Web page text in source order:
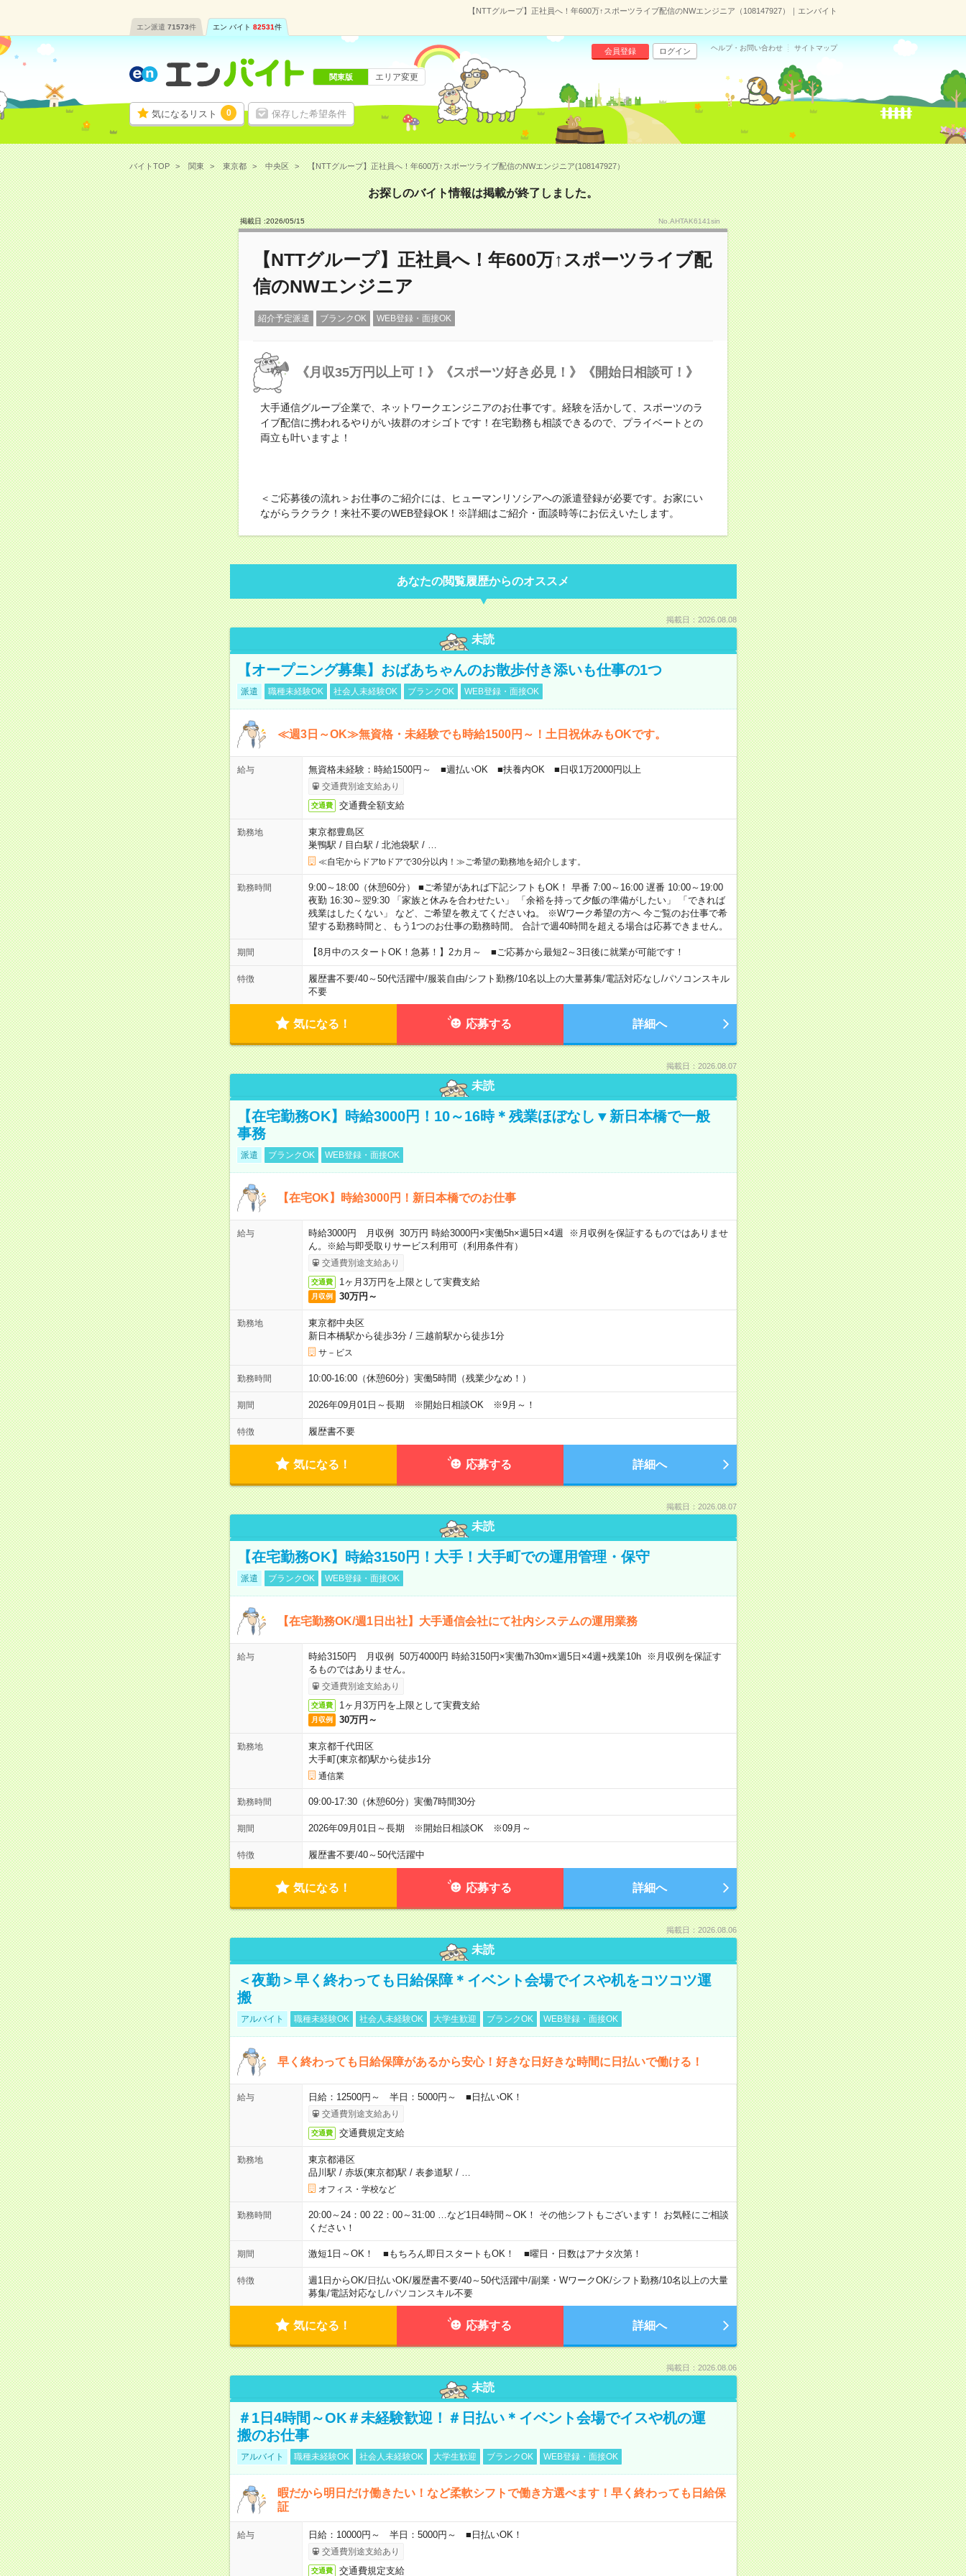
【NTTグループ】正社員へ！年600万↑スポーツライブ配信のNWエンジニア（108147927）｜エンバイト
エン派遣 71573件 エン バイト 82531件
気になるリスト 0 保存した希望条件
会員登録 ログイン ヘルプ・お問い合わせ サイトマップ
関東版 エリア変更
バイトTOP 関東 東京都 中央区 【NTTグループ】正社員へ！年600万↑スポーツライブ配信のNWエンジニア(108147927）
お探しのバイト情報は掲載が終了しました。
掲載日 :2026/05/15 No.AHTAK6141sin
【NTTグループ】正社員へ！年600万↑スポーツライブ配
信のNWエンジニア
紹介予定派遣 ブランクOK WEB登録・面接OK
《月収35万円以上可！》《スポーツ好き必見！》《開始日相談可！》
大手通信グループ企業で、ネットワークエンジニアのお仕事です。経験を活かして、スポーツのラ
イブ配信に携われるやりがい抜群のオシゴトです！在宅勤務も相談できるので、プライベートとの
両立も叶いますよ！
＜ご応募後の流れ＞お仕事のご紹介には、ヒューマンリソシアへの派遣登録が必要です。お家にい
ながらラクラク！来社不要のWEB登録OK！※詳細はご紹介・面談時等にお伝えいたします。
あなたの閲覧履歴からのオススメ
掲載日：2026.08.08
未読
【オープニング募集】おばあちゃんのお散歩付き添いも仕事の1つ
派遣 職種未経験OK 社会人未経験OK ブランクOK WEB登録・面接OK
≪週3日～OK≫無資格・未経験でも時給1500円～！土日祝休みもOKです。
給与 無資格未経験：時給1500円～ ■週払いOK ■扶養内OK ■日収1万2000円以上
交通費別途支給あり
交通費 交通費全額支給
勤務地
東京都豊島区
巣鴨駅 / 目白駅 / 北池袋駅 /
≪自宅からドアtoドアで30分以内！≫ご希望の勤務地を紹介します。
勤務時間
9:00～18:00（休憩60分） ■ご希望があれば下記シフトもOK！ 早番 7:00～16:00 遅番 10:00～19:00
夜勤 16:30～翌9:30 「家族と休みを合わせたい」 「余裕を持って夕飯の準備がしたい」 「できれば
残業はしたくない」 など、ご希望を教えてくださいね。 ※Wワーク希望の方へ 今ご覧のお仕事で希
望する勤務時間と、もう1つのお仕事の勤務時間。 合計で週40時間を超える場合は応募できません。
期間 【8月中のスタートOK！急募！】2カ月～ ■ご応募から最短2～3日後に就業が可能です！
特徴 履歴書不要/40～50代活躍中/服装自由/シフト勤務/10名以上の大量募集/電話対応なし/パソコンスキル
不要
気になる！ 応募する 詳細へ
掲載日：2026.08.07
未読
【在宅勤務OK】時給3000円！10～16時＊残業ほぼなし▼新日本橋で一般
事務
派遣 ブランクOK WEB登録・面接OK
【在宅OK】時給3000円！新日本橋でのお仕事
給与
時給3000円 月収例 30万円 時給3000円×実働5h×週5日×4週 ※月収例を保証するものではありませ
ん。※給与即受取りサービス利用可（利用条件有）
交通費別途支給あり
交通費 1ヶ月3万円を上限として実費支給
月収例 30万円～
勤務地
東京都中央区
新日本橋駅から徒歩3分/ 三越前駅から徒歩1分
サ－ビス
勤務時間 10:00-16:00（休憩60分）実働5時間（残業少なめ！）
期間 2026年09月01日～長期 ※開始日相談OK ※9月～！
特徴 履歴書不要
気になる！ 応募する 詳細へ
掲載日：2026.08.07
未読
【在宅勤務OK】時給3150円！大手！大手町での運用管理・保守
派遣 ブランクOK WEB登録・面接OK
【在宅勤務OK/週1日出社】大手通信会社にて社内システムの運用業務
給与
時給3150円 月収例 50万4000円 時給3150円×実働7h30m×週5日×4週+残業10h ※月収例を保証す
るものではありません。
交通費別途支給あり
交通費 1ヶ月3万円を上限として実費支給
月収例 30万円～
勤務地
東京都千代田区
大手町(東京都)駅から徒歩1分
通信業
勤務時間 09:00-17:30（休憩60分）実働7時間30分
期間 2026年09月01日～長期 ※開始日相談OK ※09月～
特徴 履歴書不要/40～50代活躍中
気になる！ 応募する 詳細へ
掲載日：2026.08.06
未読
＜夜勤＞早く終わっても日給保障＊イベント会場でイスや机をコツコツ運
搬
アルバイト 職種未経験OK 社会人未経験OK 大学生歓迎 ブランクOK WEB登録・面接OK
早く終わっても日給保障があるから安心！好きな日好きな時間に日払いで働ける！
給与 日給：12500円～ 半日：5000円～ ■日払いOK！
交通費別途支給あり
交通費 交通費規定支給
勤務地
東京都港区
品川駅 / 赤坂(東京都)駅 / 表参道駅 /
オフィス・学校など
勤務時間
20:00～24：00 22：00～31:00 …など1日4時間～OK！ その他シフトもございます！ お気軽にご相談
ください！
期間 激短1日～OK！ ■もちろん即日スタートもOK！ ■曜日・日数はアナタ次第！
特徴 週1日からOK/日払いOK/履歴書不要/40～50代活躍中/副業・WワークOK/シフト勤務/10名以上の大量
募集/電話対応なし/パソコンスキル不要
気になる！ 応募する 詳細へ
掲載日：2026.08.06
未読
＃1日4時間～OK＃未経験歓迎！＃日払い＊イベント会場でイスや机の運
搬のお仕事
アルバイト 職種未経験OK 社会人未経験OK 大学生歓迎 ブランクOK WEB登録・面接OK
暇だから明日だけ働きたい！など柔軟シフトで働き方選べます！早く終わっても日給保
証
給与 日給：10000円～ 半日：5000円～ ■日払いOK！
交通費別途支給あり
交通費 交通費規定支給